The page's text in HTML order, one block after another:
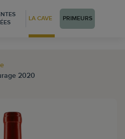
LA CAVE PRIMEURS
2020